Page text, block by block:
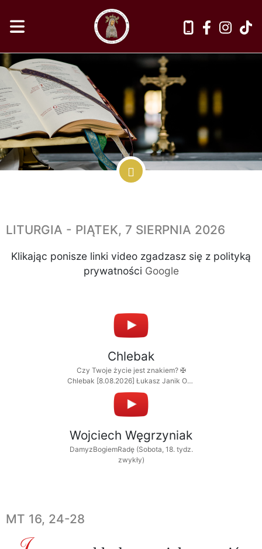
LITURGIA - PIĄTEK, 7 SIERPNIA 2026
Klikając ponisze linki video zgadzasz się z polityką
prywatności Google
Chlebak
Czy Twoje życie jest znakiem? ✠
Chlebak [8.08.2026] Łukasz Janik OP i
Mariusz Kulig OP
Wojciech Węgrzyniak
DamyzBogiemRadę (Sobota, 18. tydz.
zwykły)
MT 16, 24-28